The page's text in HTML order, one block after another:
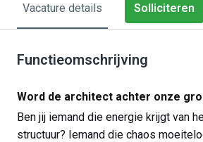
Vacature details Solliciteren
Functieomschrijving
Word de architect achter onze
Ben jij iemand die energie krijgt van
structuur? Iemand die chaos